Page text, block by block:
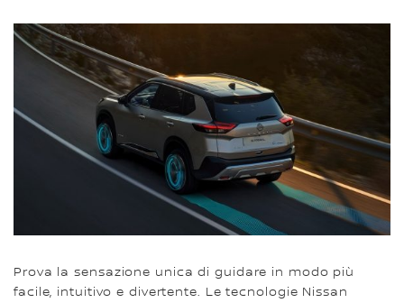
Prova la sensazione unica di guidare in modo più
facile, intuitivo e divertente. Le tecnologie Nissan